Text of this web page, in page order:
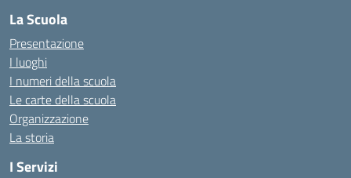
La Scuola
Presentazione
I luoghi
I numeri della scuola
Le carte della scuola
Organizzazione
La storia
I Servizi